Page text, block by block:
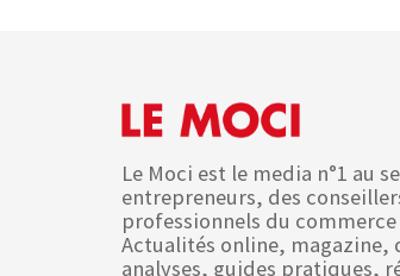
Le Moci est le media n°1 au
entrepreneurs, des
professionnels du
Actualités online, magazine,
analyses, guides pratiques,